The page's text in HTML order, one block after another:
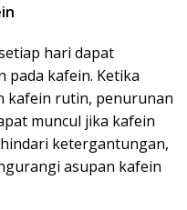
hari dapat
pada kafein. Ketika
kafein rutin, penurunan
muncul jika kafein
ketergantungan,
asupan kafein